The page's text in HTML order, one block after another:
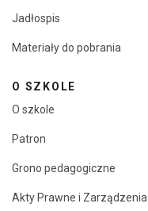
Jadłospis
Materiały do pobrania
O SZKOLE
O szkole
Patron
Grono pedagogiczne
Akty Prawne i Zarządzenia